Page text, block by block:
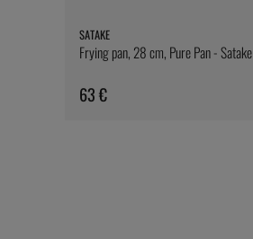
SATAKE
Frying pan, 28 cm, Pure Pan - Satake
63 €